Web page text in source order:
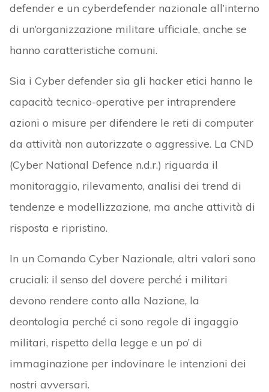
defender e un cyberdefender nazionale all’interno
di un’organizzazione militare ufficiale, anche se
hanno caratteristiche comuni.
Sia i Cyber defender sia gli hacker etici hanno le
capacità tecnico-operative per intraprendere
azioni o misure per difendere le reti di computer
da attività non autorizzate o aggressive. La CND
(Cyber National Defence n.d.r.) riguarda il
monitoraggio, rilevamento, analisi dei trend di
tendenze e modellizzazione, ma anche attività di
risposta e ripristino.
In un Comando Cyber Nazionale, altri valori sono
cruciali: il senso del dovere perché i militari
devono rendere conto alla Nazione, la
deontologia perché ci sono regole di ingaggio
militari, rispetto della legge e un po’ di
immaginazione per indovinare le intenzioni dei
nostri avversari.